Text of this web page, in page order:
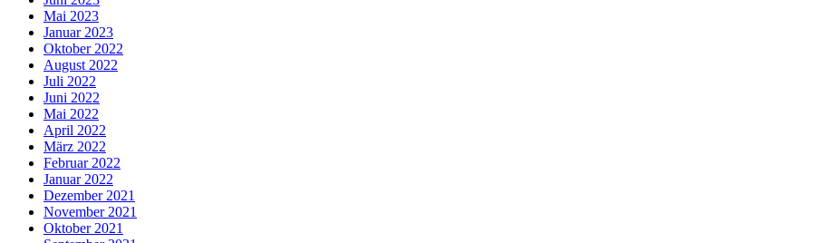
Mai 2023
Januar 2023
Oktober 2022
August 2022
Juli 2022
Juni 2022
Mai 2022
April 2022
März 2022
Februar 2022
Januar 2022
Dezember 2021
November 2021
Oktober 2021